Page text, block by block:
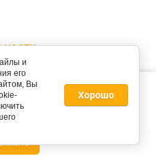
и метаданные. Продолжая
на использование нами
соответствии сПолитикой
и
его
Вы
Хорошо